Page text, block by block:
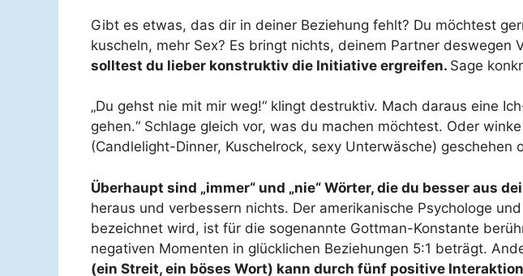
Gibt es etwas, das dir in deiner Beziehung fehlt? Du möchtest
kuscheln, mehr Sex? Es bringt nichts, deinem Partner deswegen
solltest du lieber konstruktiv die Initiative ergreifen. Sage
„Du gehst nie mit mir weg!“ klingt destruktiv. Mach daraus eine
gehen.“ Schlage gleich vor, was du machen möchtest. Oder
(Candlelight-Dinner, Kuschelrock, sexy Unterwäsche)
Überhaupt sind „immer“ und „nie“ Wörter, die du besser aus
heraus und verbessern nichts. Der amerikanische Psychologe
bezeichnet wird, ist für die sogenannte Gottman-Konstante
negativen Momenten in glücklichen Beziehungen 5:1 beträgt.
(ein Streit, ein böses Wort) kann durch fünf positive